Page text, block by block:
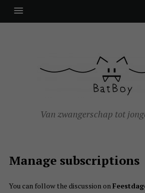
Van zwangerschap tot
Manage subscriptions
You can follow the discussion on